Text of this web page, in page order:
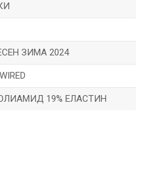
ЗИМА 2024
19% ЕЛАСТИН